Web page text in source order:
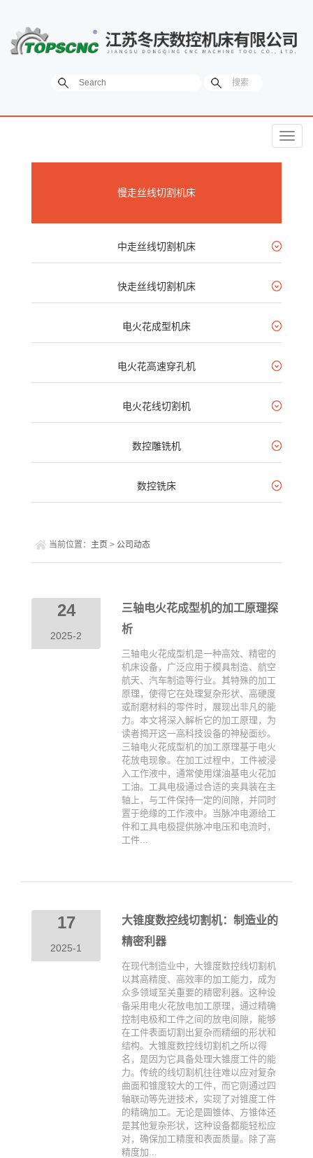
菜
慢走丝线切割机床
中走丝线切割机床
快走丝线切割机床
电火花成型机床
电火花高速穿孔机
电火花线切割机
数控雕铣机
数控铣床
当前位置： 主页 > 公司动态
24
2025-2
三轴电火花成型机的加工原理探
析
三轴电火花成型机是一种高效、精密的
机床设备，广泛应用于模具制造、航空
航天、汽车制造等行业。其特殊的加工
原理，使得它在处理复杂形状、高硬度
或耐磨材料的零件时，展现出非凡的能
力。本文将深入解析它的加工原理，为
读者揭开这一高科技设备的神秘面纱。
三轴电火花成型机的加工原理基于电火
花放电现象。在加工过程中，工件被浸
入工作液中，通常使用煤油基电火花加
工油。工具电极通过合适的夹具装在主
轴上，与工件保持一定的间隙，并同时
置于绝缘的工作液中。当脉冲电源给工
件和工具电极提供脉冲电压和电流时，
工件...
17
2025-1
大锥度数控线切割机：制造业的
精密利器
在现代制造业中，大锥度数控线切割机
以其高精度、高效率的加工能力，成为
众多领域至关重要的精密利器。这种设
备采用电火花放电加工原理，通过精确
控制电极和工件之间的放电间隙，能够
在工件表面切割出复杂而精细的形状和
结构。大锥度数控线切割机之所以得
名，是因为它具备处理大锥度工件的能
力。传统的线切割机往往难以应对复杂
曲面和锥度较大的工件，而它则通过四
轴联动等先进技术，实现了对锥度工件
的精确加工。无论是圆锥体、方锥体还
是其他复杂形状，这种设备都能轻松应
对，确保加工精度和表面质量。除了高
精度加...